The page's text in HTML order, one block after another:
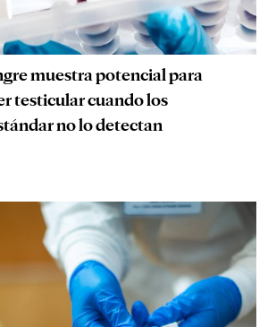
muestra potencial para
testicular cuando los
no lo detectan